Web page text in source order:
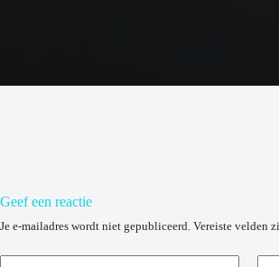
Geef een reactie
Je e-mailadres wordt niet gepubliceerd. Vereiste velden